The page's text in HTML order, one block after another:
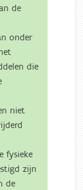
de
onder
die
niet
fysieke
zijn
de